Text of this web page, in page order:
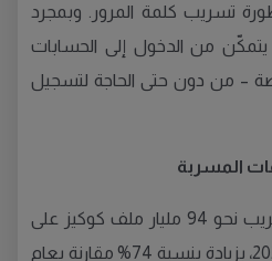
تسريب كلمة المرور. وبمجرد
من الدخول إلى الحسابات
– من دون حتى الحاجة لتسجيل
المسربة
وبحسب NordVPN، تم تسريب نحو 94 مليار ملف كوكيز على
مستوى العالم خلال عام 2024، بزيادة بنسبة 74% مقارنة بعام